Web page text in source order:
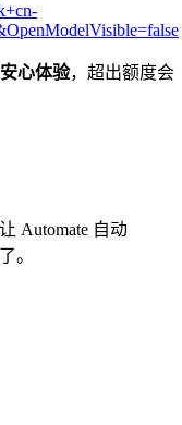
安心体验，超出额度会
Automate 自动
。